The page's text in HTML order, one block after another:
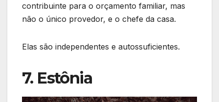
contribuinte para o orçamento familiar, mas
não o único provedor, e o chefe da casa.
Elas são independentes e autossuficientes.
7. Estônia